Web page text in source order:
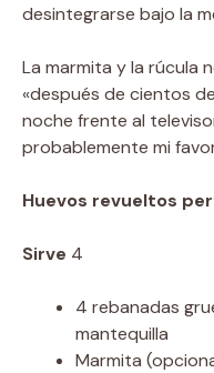
desintegrarse bajo la
La marmita y la rúcula
«después de cientos
noche frente al
probablemente mi
Huevos revueltos
Sirve 4
4 rebanadas
mantequilla
Marmita